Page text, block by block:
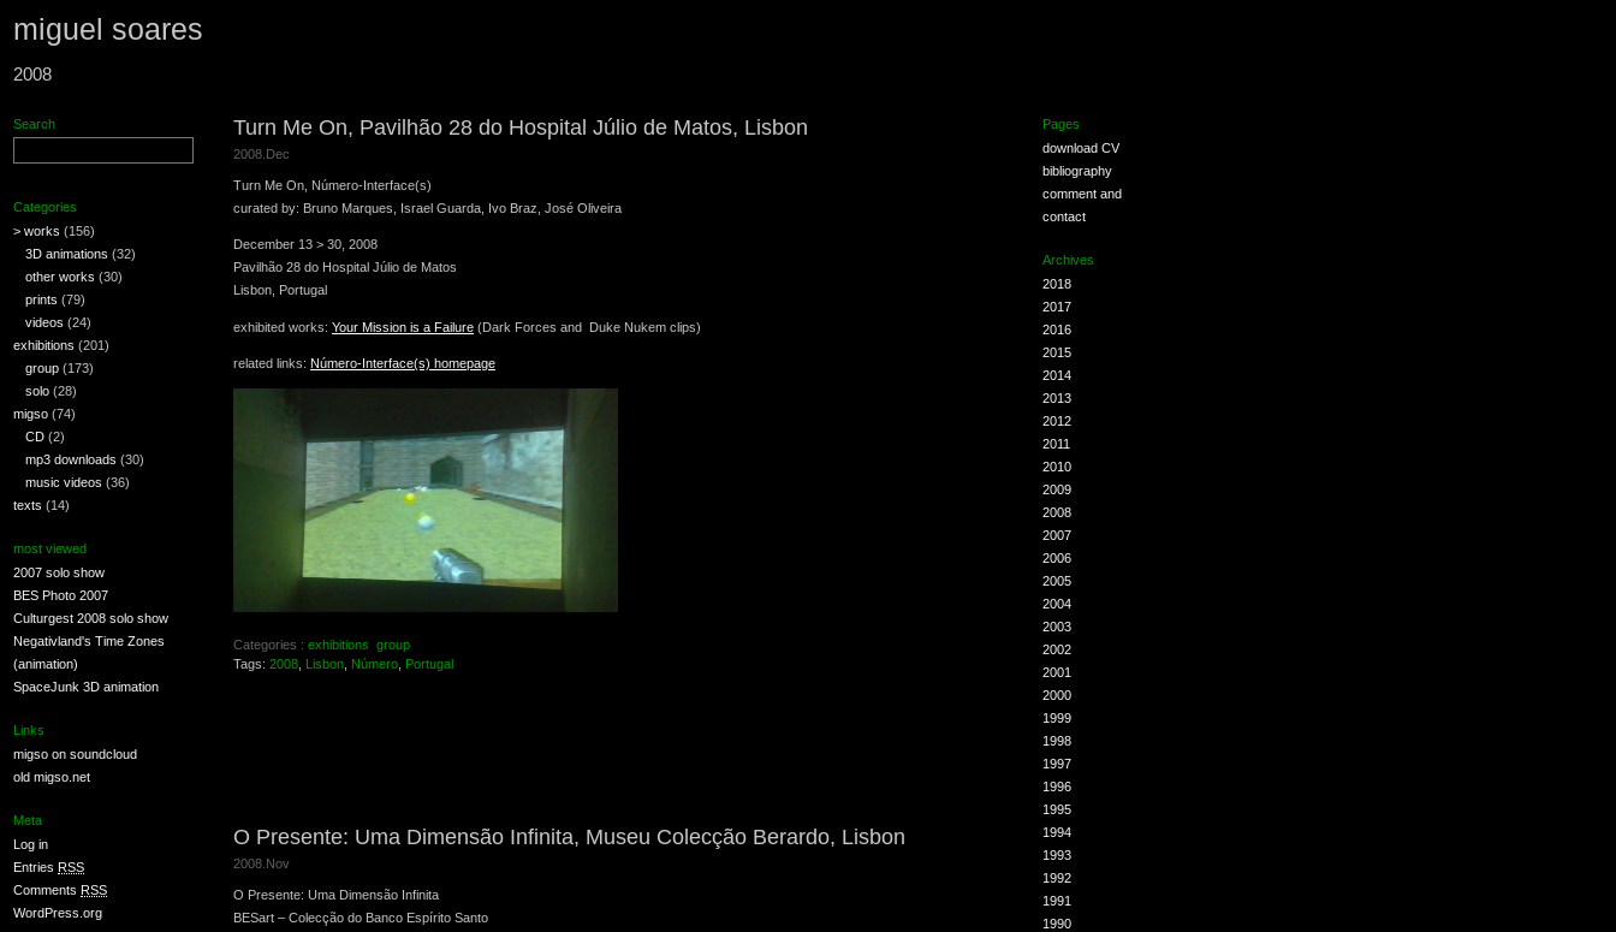
miguel soares
2008
Search
Categories
> works (156)
3D animations (32)
other works (30)
prints (79)
videos (24)
exhibitions (201)
group (173)
solo (28)
migso (74)
CD (2)
mp3 downloads (30)
music videos (36)
texts (14)
most viewed
2007 solo show
BES Photo 2007
Culturgest 2008 solo show
Negativland's Time Zones
(animation)
SpaceJunk 3D animation
Links
migso on soundcloud
old migso.net
Meta
Log in
Entries RSS
Comments RSS
WordPress.org
Turn Me On, Pavilhão 28 do Hospital Júlio de Matos, Lisbon
2008.Dec
Turn Me On, Número-Interface(s)
curated by: Bruno Marques, Israel Guarda, Ivo Braz, José Oliveira
December 13 > 30, 2008
Pavilhão 28 do Hospital Júlio de Matos
Lisbon, Portugal
exhibited works: Your Mission is a Failure (Dark Forces and Duke Nukem clips)
related links: Número-Interface(s) homepage
Categories : exhibitions group
Tags: 2008 Lisbon Número Portugal
O Presente: Uma Dimensão Infinita, Museu Colecção Berardo, Lisbon
2008.Nov
O Presente: Uma Dimensão Infinita
BESart – Colecção do Banco Espírito Santo
Pages
download CV
bibliography
comment and
contact
Archives
2018
2017
2016
2015
2014
2013
2012
2011
2010
2009
2008
2007
2006
2005
2004
2003
2002
2001
2000
1999
1998
1997
1996
1995
1994
1993
1992
1991
1990